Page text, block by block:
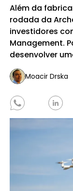
Além da
rodada da
investidores
Management.
desenvolver
Moacir Drska